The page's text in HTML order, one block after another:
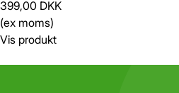
399,00 DKK
(ex moms)
Vis produkt